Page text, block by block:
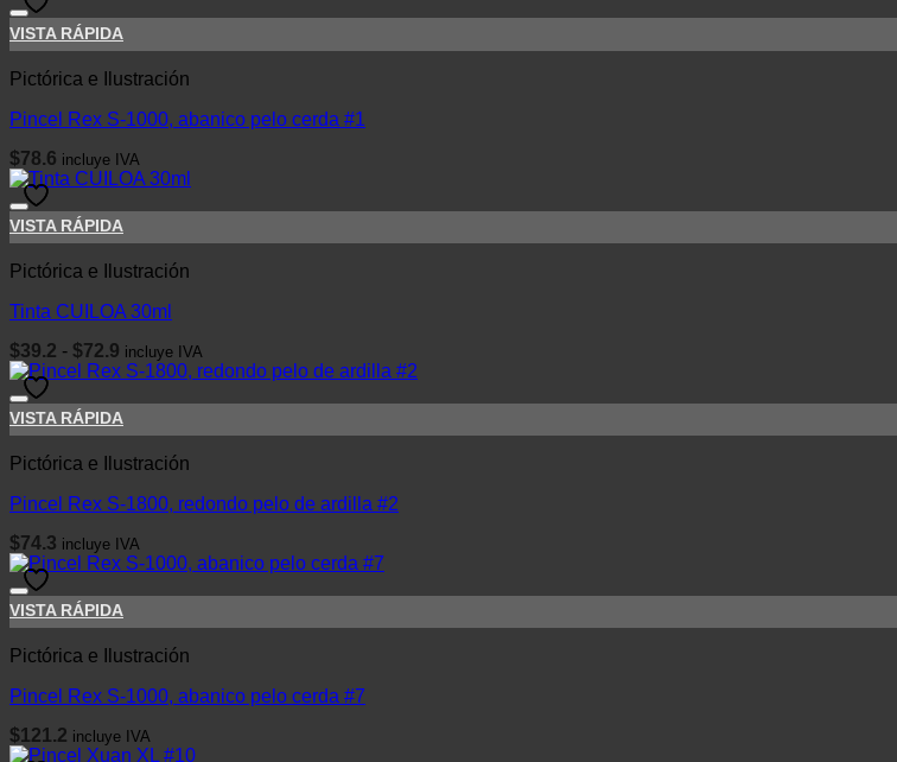
VISTA RÁPIDA
Pictórica e Ilustración
Pincel Rex S-1000, abanico pelo cerda #1
$78.6 incluye IVA
VISTA RÁPIDA
Pictórica e Ilustración
Tinta CUILOA 30ml
$39.2 - $72.9 Rango
de
desde
$39.2
$72.9
incluye IVA
VISTA RÁPIDA
Pictórica e Ilustración
Pincel Rex S-1800, redondo pelo de ardilla #2
$74.3 incluye IVA
VISTA RÁPIDA
Pictórica e Ilustración
Pincel Rex S-1000, abanico pelo cerda #7
$121.2 incluye IVA
ofertas
personalizados.